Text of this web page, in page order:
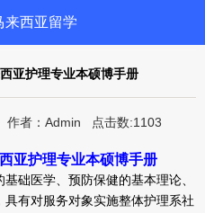
来西亚留学
亚护理专业本硕博手册
作者：Admin 点击数:1103
亚护理专业本硕博手册
础医学、预防保健的基本理论、
有对服务对象实施整体护理系社